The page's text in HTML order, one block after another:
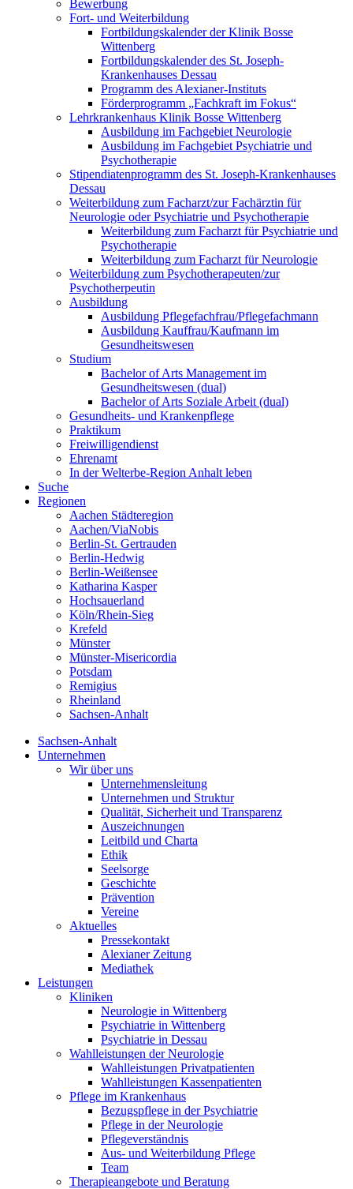
Bewerbung
Fort- und Weiterbildung
Fortbildungskalender der Klinik Bosse
Wittenberg
Fortbildungskalender des St. Joseph-
Krankenhauses Dessau
Programm des Alexianer-Instituts
Förderprogramm „Fachkraft im Fokus“
Lehrkrankenhaus Klinik Bosse Wittenberg
Ausbildung im Fachgebiet Neurologie
Ausbildung im Fachgebiet Psychiatrie und
Psychotherapie
Stipendiatenprogramm des St. Joseph-Krankenhauses
Dessau
Weiterbildung zum Facharzt/zur Fachärztin für
Neurologie oder Psychiatrie und Psychotherapie
Weiterbildung zum Facharzt für Psychiatrie und
Psychotherapie
Weiterbildung zum Facharzt für Neurologie
Weiterbildung zum Psychotherapeuten/zur
Psychotherpeutin
Ausbildung
Ausbildung Pflegefachfrau/Pflegefachmann
Ausbildung Kauffrau/Kaufmann im
Gesundheitswesen
Studium
Bachelor of Arts Management im
Gesundheitswesen (dual)
Bachelor of Arts Soziale Arbeit (dual)
Gesundheits- und Krankenpflege
Praktikum
Freiwilligendienst
Ehrenamt
In der Welterbe-Region Anhalt leben
Suche
Regionen
Aachen Städteregion
Aachen/ViaNobis
Berlin-St. Gertrauden
Berlin-Hedwig
Berlin-Weißensee
Katharina Kasper
Hochsauerland
Köln/Rhein-Sieg
Krefeld
Münster
Münster-Misericordia
Potsdam
Remigius
Rheinland
Sachsen-Anhalt
Sachsen-Anhalt
Unternehmen
Wir über uns
Unternehmensleitung
Unternehmen und Struktur
Qualität, Sicherheit und Transparenz
Auszeichnungen
Leitbild und Charta
Ethik
Seelsorge
Geschichte
Prävention
Vereine
Aktuelles
Pressekontakt
Alexianer Zeitung
Mediathek
Leistungen
Kliniken
Neurologie in Wittenberg
Psychiatrie in Wittenberg
Psychiatrie in Dessau
Wahlleistungen der Neurologie
Wahlleistungen Privatpatienten
Wahlleistungen Kassenpatienten
Pflege im Krankenhaus
Bezugspflege in der Psychiatrie
Pflege in der Neurologie
Pflegeverständnis
Aus- und Weiterbildung Pflege
Team
Therapieangebote und Beratung